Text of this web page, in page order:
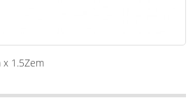
x 1.5Zem